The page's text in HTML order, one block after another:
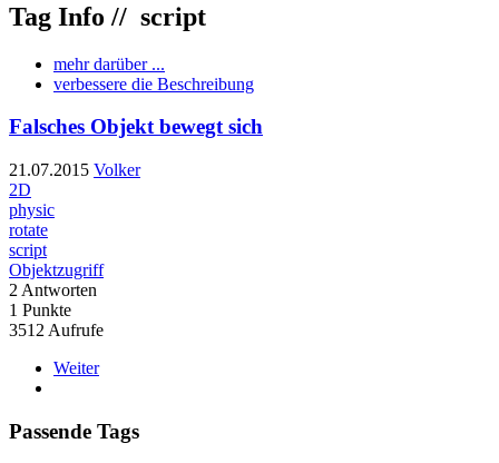
Tag Info // script
mehr darüber ...
verbessere die Beschreibung
Falsches Objekt bewegt sich
21.07.2015 Volker
2D
physic
rotate
script
Objektzugriff
2 Antworten
1 Punkte
3512 Aufrufe
Weiter
Passende Tags